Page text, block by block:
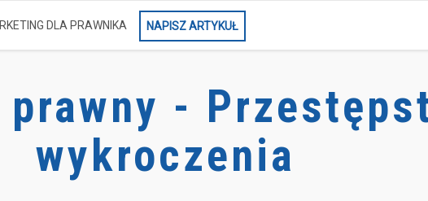
DLA PRAWNIKA NAPISZ ARTYKUŁ
-
wykroczenia